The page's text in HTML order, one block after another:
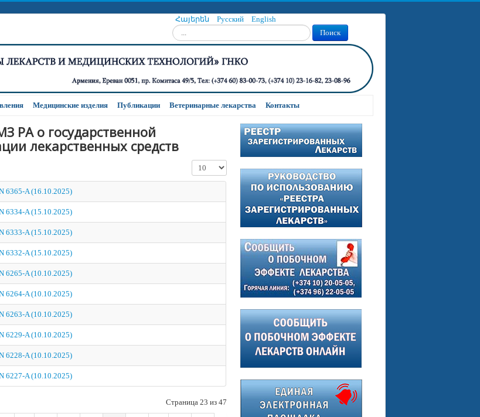
Հայերեն Русский English
Искать... Поиск
Медицинские изделия Публикации Ветеринарные лекарства Контакты
РА о государственной
лекарственных средств
Кол-во строк:
6365-A (16.10.2025)
6334-A (15.10.2025)
6333-A (15.10.2025)
6332-A (15.10.2025)
6265-A (10.10.2025)
6264-A (10.10.2025)
6263-A (10.10.2025)
6229-A (10.10.2025)
6228-A (10.10.2025)
6227-A (10.10.2025)
Страница 23 из 47